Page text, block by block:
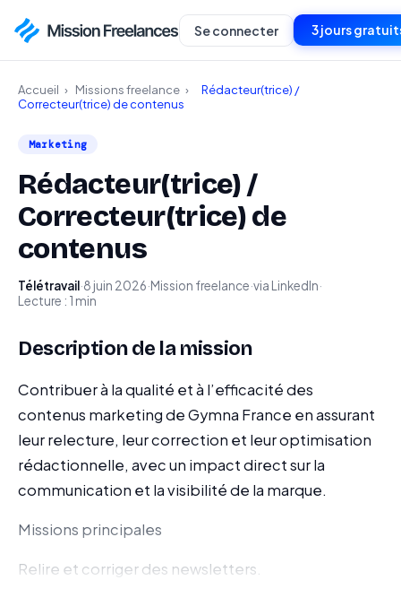
Se connecter 3 jours
Accueil › Missions freelance ›
Rédacteur(trice) /
Correcteur(trice) de contenus
Marketing
Rédacteur(trice) /
Correcteur(trice) de
contenus
Télétravail·8 juin 2026·Mission freelance·via LinkedIn·
Lecture : 1 min
Description de la mission
Contribuer à la qualité et à l’efficacité des
contenus marketing de Gymna France en assurant
leur relecture, leur correction et leur optimisation
rédactionnelle, avec un impact direct sur la
communication et la visibilité de la marque.
Missions principales
Relire et corriger des newsletters.